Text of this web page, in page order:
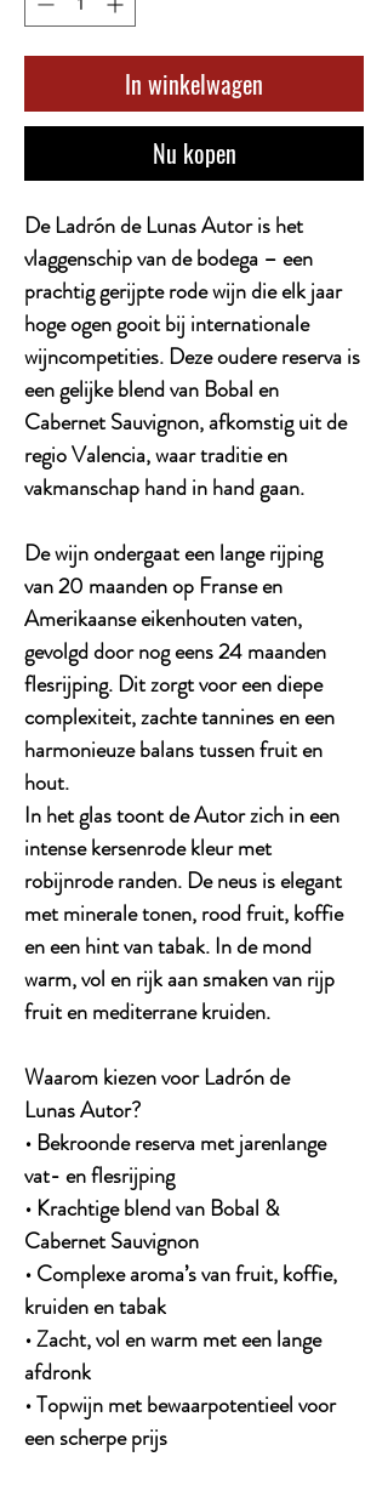
In winkelwagen
Nu kopen
De Ladrón de Lunas Autor is het
vlaggenschip van de bodega – een
prachtig gerijpte rode wijn die elk jaar
hoge ogen gooit bij internationale
wijncompetities. Deze oudere reserva is
een gelijke blend van Bobal en
Cabernet Sauvignon, afkomstig uit de
regio Valencia, waar traditie en
vakmanschap hand in hand gaan.
De wijn ondergaat een lange rijping
van 20 maanden op Franse en
Amerikaanse eikenhouten vaten,
gevolgd door nog eens 24 maanden
flesrijping. Dit zorgt voor een diepe
complexiteit, zachte tannines en een
harmonieuze balans tussen fruit en
hout.
In het glas toont de Autor zich in een
intense kersenrode kleur met
robijnrode randen. De neus is elegant
met minerale tonen, rood fruit, koffie
en een hint van tabak. In de mond
warm, vol en rijk aan smaken van rijp
fruit en mediterrane kruiden.
Waarom kiezen voor Ladrón de
Lunas Autor?
• Bekroonde reserva met jarenlange
vat- en flesrijping
• Krachtige blend van Bobal &
Cabernet Sauvignon
• Complexe aroma’s van fruit, koffie,
kruiden en tabak
• Zacht, vol en warm met een lange
afdronk
• Topwijn met bewaarpotentieel voor
een scherpe prijs